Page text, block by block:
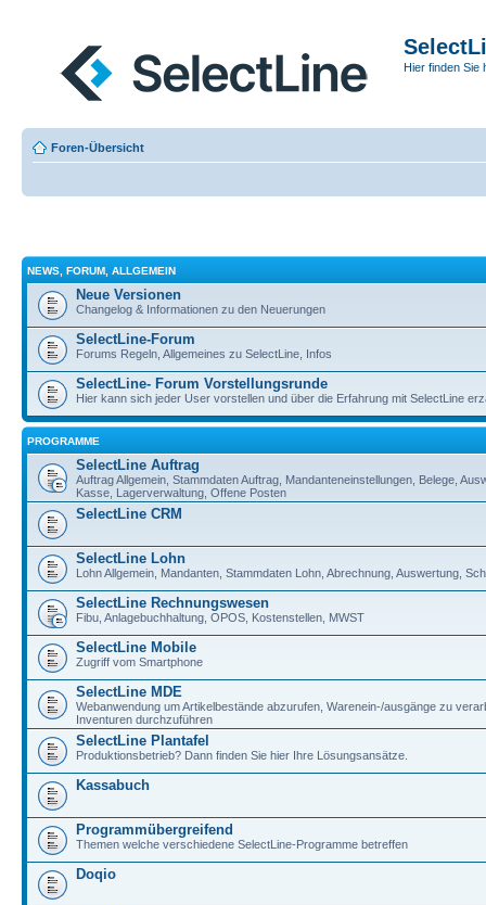
Hier finden Sie
Foren-Übersicht
NEWS, FORUM, ALLGEMEIN
Neue Versionen
Changelog & Informationen zu den Neuerungen
SelectLine-Forum
Forums Regeln, Allgemeines zu SelectLine, Infos
SelectLine- Forum Vorstellungsrunde
Hier kann sich jeder User vorstellen und über die Erfahrung mit SelectLine
PROGRAMME
SelectLine Auftrag
Auftrag Allgemein, Stammdaten Auftrag, Mandanteneinstellungen, Belege,
Kasse, Lagerverwaltung, Offene Posten
SelectLine CRM
SelectLine Lohn
Lohn Allgemein, Mandanten, Stammdaten Lohn, Abrechnung, Auswertung,
SelectLine Rechnungswesen
Fibu, Anlagebuchhaltung, OPOS, Kostenstellen, MWST
SelectLine Mobile
Zugriff vom Smartphone
SelectLine MDE
Webanwendung um Artikelbestände abzurufen, Warenein-/ausgänge zu
Inventuren durchzuführen
SelectLine Plantafel
Produktionsbetrieb? Dann finden Sie hier Ihre Lösungsansätze.
Kassabuch
Programmübergreifend
Themen welche verschiedene SelectLine-Programme betreffen
Doqio